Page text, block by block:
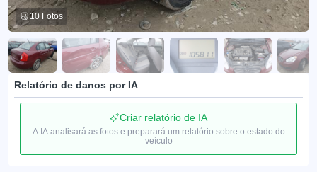
10 Fotos
Relatório de danos por IA
Criar relatório de IA
A IA analisará as fotos e preparará um relatório sobre o estado do
veículo